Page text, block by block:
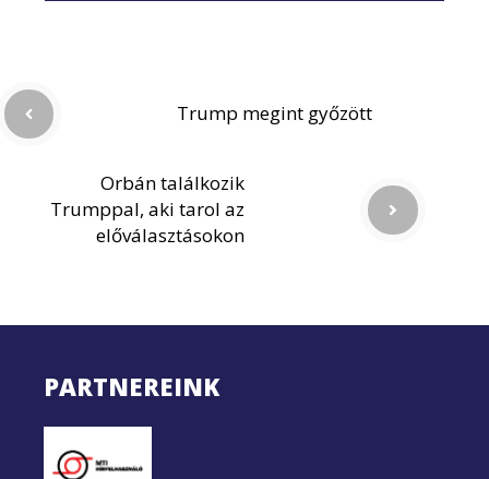
Trump megint győzött
Orbán találkozik
Trumppal, aki tarol az
előválasztásokon
PARTNEREINK